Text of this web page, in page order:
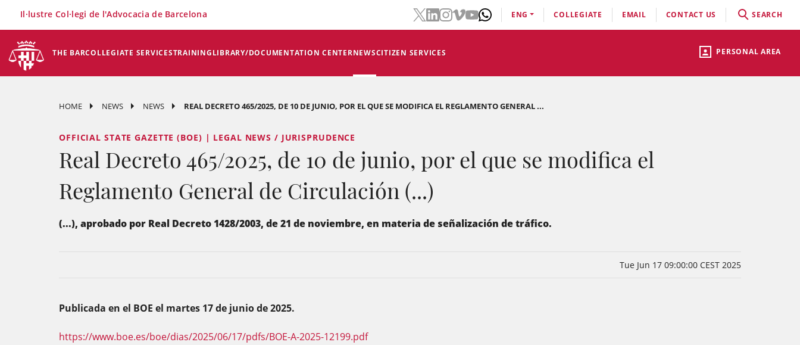
PERSONAL AREA
THE BARCOLLEGIATE SERVICESTRAININGLIBRARY/DOCUMENTATION CENTERNEWSCITIZEN SERVICES
Il·lustre Col·legi de l'Advocacia de Barcelona ENG COLLEGIATE EMAIL CONTACT US SEARCH
HOME NEWS NEWS REAL DECRETO 465/2025, DE 10 DE JUNIO, POR EL QUE SE MODIFICA EL REGLAMENTO GENERAL ...
OFFICIAL STATE GAZETTE (BOE) | LEGAL NEWS / JURISPRUDENCE
Real Decreto 465/2025, de 10 de junio, por el que se modifica el
Reglamento General de Circulación (...)
(...), aprobado por Real Decreto 1428/2003, de 21 de noviembre, en materia de señalización de tráfico.
Tue Jun 17 09:00:00 CEST 2025
Publicada en el BOE el martes 17 de junio de 2025.
https://www.boe.es/boe/dias/2025/06/17/pdfs/BOE-A-2025-12199.pdf